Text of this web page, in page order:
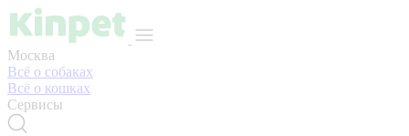
Москва
Всё о собаках
Всё о кошках
Сервисы